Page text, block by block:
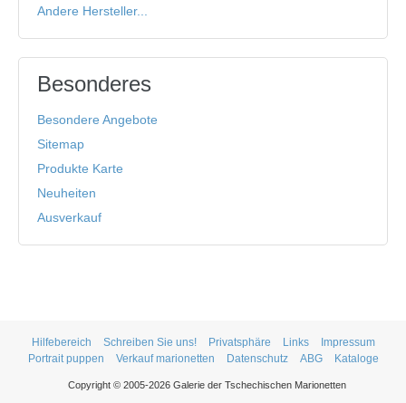
Andere Hersteller...
Besonderes
Besondere Angebote
Sitemap
Produkte Karte
Neuheiten
Ausverkauf
Hilfebereich Schreiben Sie uns! Privatsphäre Links
Impressum
Portrait puppen
Verkauf marionetten Datenschutz ABG Kataloge
Copyright © 2005-2026 Galerie der Tschechischen Marionetten